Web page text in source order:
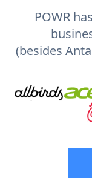
POWR
(besides